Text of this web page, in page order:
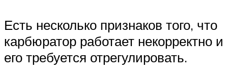
Есть несколько признаков того, что
карбюратор работает некорректно и
его требуется отрегулировать.